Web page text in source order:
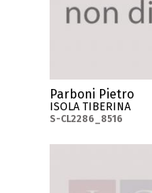
Parboni Pietro
ISOLA TIBERINA
S-CL2286_8516